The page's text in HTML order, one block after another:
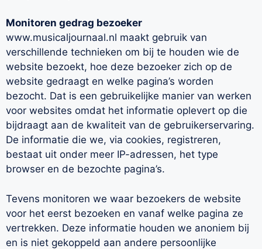
Monitoren gedrag bezoeker
www.musicaljournaal.nl maakt gebruik van
verschillende technieken om bij te houden wie de
website bezoekt, hoe deze bezoeker zich op de
website gedraagt en welke pagina’s worden
bezocht. Dat is een gebruikelijke manier van werken
voor websites omdat het informatie oplevert op die
bijdraagt aan de kwaliteit van de gebruikerservaring.
De informatie die we, via cookies, registreren,
bestaat uit onder meer IP-adressen, het type
browser en de bezochte pagina’s.
Tevens monitoren we waar bezoekers de website
voor het eerst bezoeken en vanaf welke pagina ze
vertrekken. Deze informatie houden we anoniem bij
en is niet gekoppeld aan andere persoonlijke